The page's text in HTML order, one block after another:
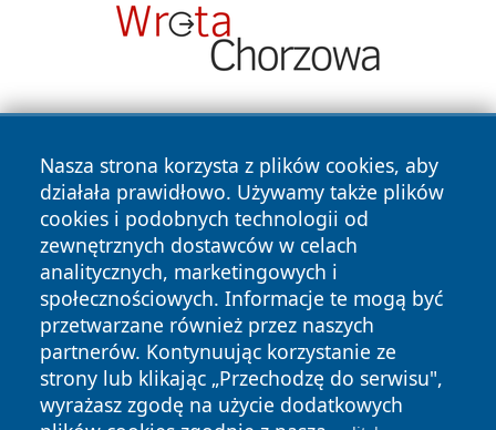
Nasza strona korzysta z plików cookies, aby
działała prawidłowo. Używamy także plików
cookies i podobnych technologii od
zewnętrznych dostawców w celach
analitycznych, marketingowych i
społecznościowych. Informacje te mogą być
przetwarzane również przez naszych
partnerów. Kontynuując korzystanie ze
strony lub klikając „Przechodzę do serwisu",
wyrażasz zgodę na użycie dodatkowych
Copyright © 2026 lubliniec360.pl Wszystkie prawa
zastrzeżone.
News Autorzy
Polityka
Prywatności
Polityka
Cookies